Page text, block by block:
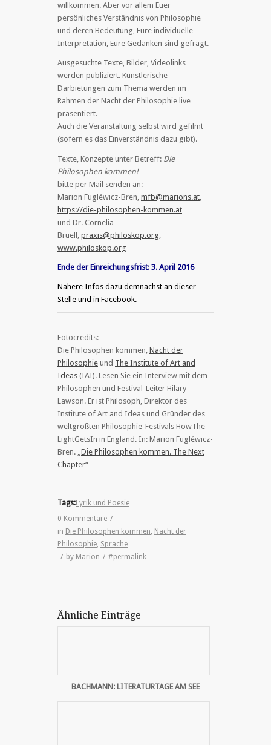
willkommen. Aber vor allem Euer
persönliches Verständnis von Philosophie
und deren Bedeutung, Eure individuelle
Interpretation, Eure Gedanken sind gefragt.
Ausgesuchte Texte, Bilder, Videolinks
werden publiziert. Künstlerische
Darbietungen zum Thema werden im
Rahmen der Nacht der Philosophie live
präsentiert.
Auch die Veranstaltung selbst wird gefilmt
(sofern es das Einverständnis dazu gibt).
Texte, Konzepte unter Betreff: Die
Philosophen kommen!
bitte per Mail senden an:
Marion Fugléwicz-Bren, mfb@marions.at
https://die-philosophen-kommen.at
und Dr. Cornelia
Bruell, praxis@philoskop.org
www.philoskop.org
Ende der Einreichungsfrist: 3. April 2016
Nähere Infos dazu demnächst an dieser
Stelle und in Facebook.
Fotocredits:
Die Philosophen kommen, Nacht der
Philosophie und The Institute of Art and
Ideas (IAI). Lesen Sie ein Interview mit dem
Philosophen und Festival-Leiter Hilary
Lawson. Er ist Philosoph, Direktor des
Institute of Art and Ideas und Gründer des
weltgrößten Philosophie-Festivals HowThe-
LightGetsIn in England. In: Marion Fugléwicz-
Bren. „ Die Philosophen kommen. The Next
Chapter“
Tags:Lyrik und Poesie
0 Kommentare /
in Die Philosophen kommen Nacht der
Philosophie Sprache
/ by Marion / #permalink
Ähnliche Einträge
BACHMANN: LITERATURTAGE AM SEE